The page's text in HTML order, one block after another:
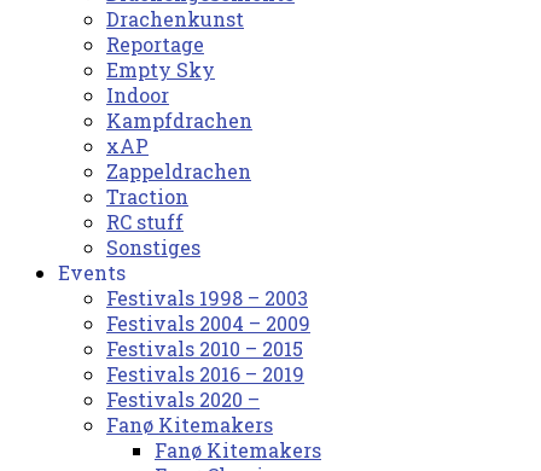
Drachenkunst
Reportage
Empty Sky
Indoor
Kampfdrachen
xAP
Zappeldrachen
Traction
RC stuff
Sonstiges
Events
Festivals 1998 – 2003
Festivals 2004 – 2009
Festivals 2010 – 2015
Festivals 2016 – 2019
Festivals 2020 –
Fanø Kitemakers
Fanø Kitemakers